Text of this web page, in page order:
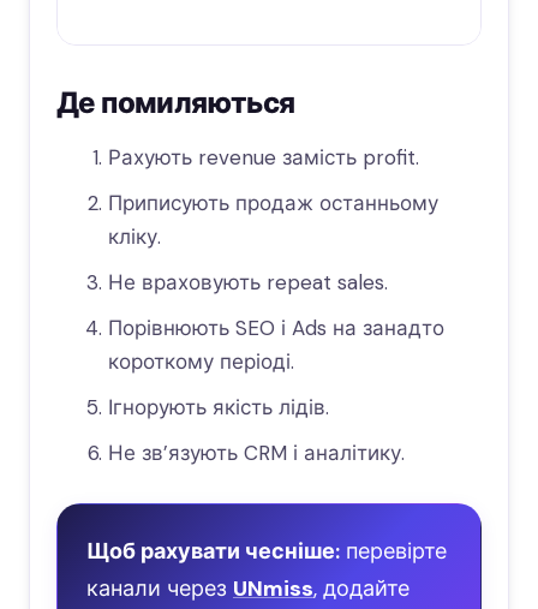
Де помиляються
Рахують revenue замість profit.
Приписують продаж останньому
кліку.
Не враховують repeat sales.
Порівнюють SEO і Ads на занадто
короткому періоді.
Ігнорують якість лідів.
Не зв’язують CRM і аналітику.
Щоб рахувати чесніше: перевірте
канали через UNmiss, додайте